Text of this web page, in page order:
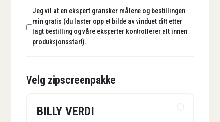
Jeg vil at en ekspert gransker målene og bestillingen
min gratis (du laster opp et bilde av vinduet ditt etter
lagt bestilling og våre eksperter kontrollerer alt innen
produksjonsstart).
Velg zipscreenpakke
BILLY VERDI